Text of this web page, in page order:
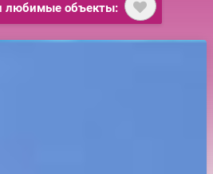
любимые объекты: